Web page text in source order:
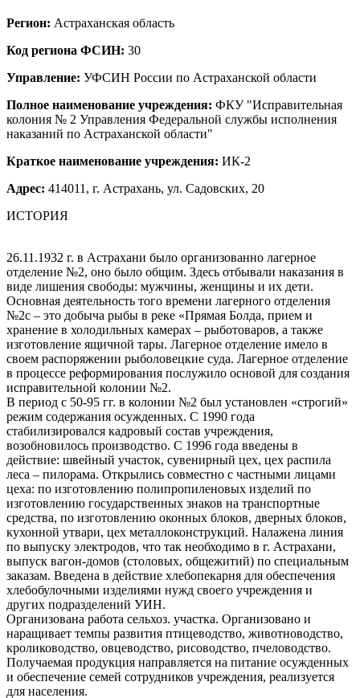
Регион: Астраханская область
Код региона ФСИН: 30
Управление: УФСИН России по Астраханской области
Полное наименование учреждения: ФКУ "Исправительная
колония № 2 Управления Федеральной службы исполнения
наказаний по Астраханской области"
Краткое наименование учреждения: ИК-2
Адрес: 414011, г. Астрахань, ул. Садовских, 20
ИСТОРИЯ
26.11.1932 г. в Астрахани было организованно лагерное
отделение №2, оно было общим. Здесь отбывали наказания в
виде лишения свободы: мужчины, женщины и их дети.
Основная деятельность того времени лагерного отделения
№2с – это добыча рыбы в реке «Прямая Болда, прием и
хранение в холодильных камерах – рыботоваров, а также
изготовление ящичной тары. Лагерное отделение имело в
своем распоряжении рыболовецкие суда. Лагерное отделение
в процессе реформирования послужило основой для создания
исправительной колонии №2.
В период с 50-95 гг. в колонии №2 был установлен «строгий»
режим содержания осужденных. С 1990 года
стабилизировался кадровый состав учреждения,
возобновилось производство. С 1996 года введены в
действие: швейный участок, сувенирный цех, цех распила
леса – пилорама. Открылись совместно с частными лицами
цеха: по изготовлению полипропиленовых изделий по
изготовлению государственных знаков на транспортные
средства, по изготовлению оконных блоков, дверных блоков,
кухонной утвари, цех металлоконструкций. Налажена линия
по выпуску электродов, что так необходимо в г. Астрахани,
выпуск вагон-домов (столовых, общежитий) по специальным
заказам. Введена в действие хлебопекарня для обеспечения
хлебобулочными изделиями нужд своего учреждения и
других подразделений УИН.
Организована работа сельхоз. участка. Организовано и
наращивает темпы развития птицеводство, животноводство,
кролиководство, овцеводство, рисоводство, пчеловодство.
Получаемая продукция направляется на питание осужденных
и обеспечение семей сотрудников учреждения, реализуется
для населения.